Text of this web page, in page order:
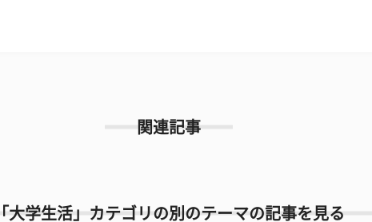
関連記事
「大学生活」カテゴリの別のテーマの記事を見る